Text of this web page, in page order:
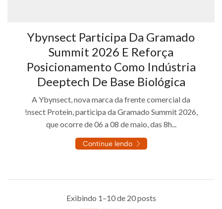
Ybynsect Participa Da Gramado
Summit 2026 E Reforça
Posicionamento Como Indústria
Deeptech De Base Biológica
A Ybynsect, nova marca da frente comercial da
!nsect Protein, participa da Gramado Summit 2026,
que ocorre de 06 a 08 de maio, das 8h...
Continue lendo
Exibindo 1–10 de 20 posts